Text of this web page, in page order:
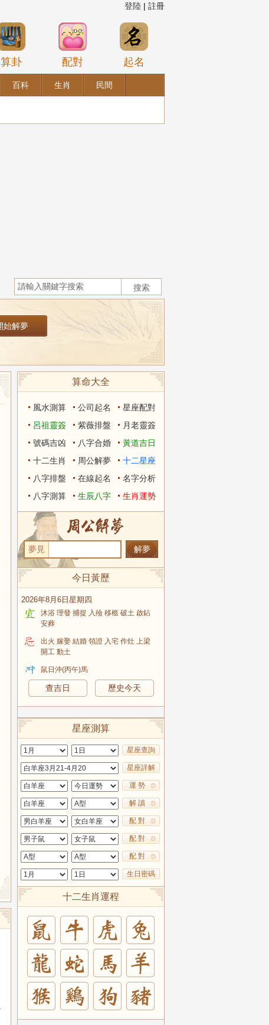
登陸 | 註冊
算卦 配對 起名
百科 生肖 民間
算命大全
風水測算 公司起名
星座配對
呂祖靈簽
紫薇排盤
月老靈簽
號碼吉凶
八字合婚
黃道吉日
十二生肖
周公解夢
十二星座
八字排盤
在線起名
名字分析
八字測算
生辰八字 生肖運勢
夢見
今日黃歷
2026年8月6日星期四
沐浴 理發 捕捉 入殮 移柩 破土 啟鉆
安葬
出火 嫁娶 結婚 領證 入宅 作灶 上梁
開工 動土
鼠日沖(丙午)馬
查吉日 歷史今天
星座測算
星座查詢
星座詳解
運 勢
解 讀
配 對
配 對
配 對
生日密碼
十二生肖運程
兔